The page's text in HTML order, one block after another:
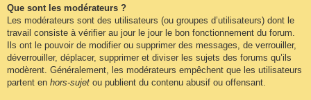
Que sont les modérateurs ?
Les modérateurs sont des utilisateurs (ou groupes d’utilisateurs) dont le
travail consiste à vérifier au jour le jour le bon fonctionnement du forum.
Ils ont le pouvoir de modifier ou supprimer des messages, de verrouiller,
déverrouiller, déplacer, supprimer et diviser les sujets des forums qu’ils
modèrent. Généralement, les modérateurs empêchent que les utilisateurs
partent en hors-sujet ou publient du contenu abusif ou offensant.